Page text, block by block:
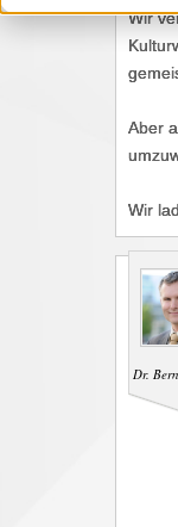
Wir
Aber
Wir
Dr.